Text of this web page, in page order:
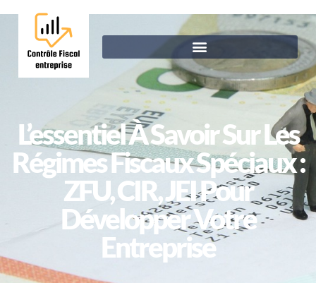
L’essentiel À Savoir Sur Les
Régimes Fiscaux Spéciaux :
ZFU, CIR, JEI Pour
Développer Votre
Entreprise